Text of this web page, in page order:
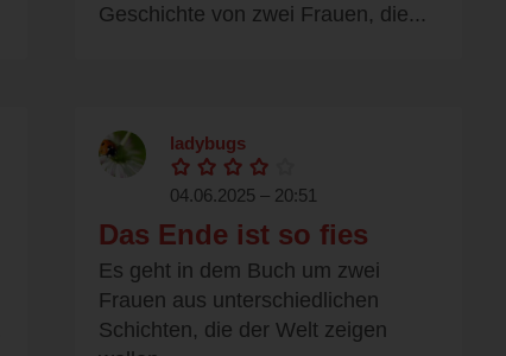
Geschichte von zwei Frauen, die...
ladybugs
04.06.2025 – 20:51
Das Ende ist so fies
Es geht in dem Buch um zwei
Frauen aus unterschiedlichen
Schichten, die der Welt zeigen